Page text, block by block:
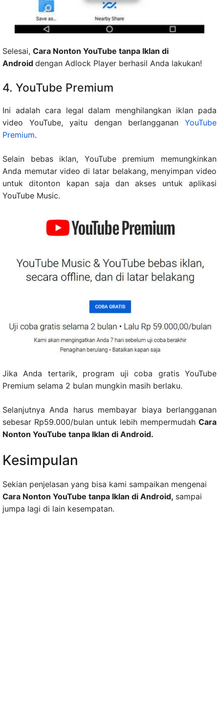
Selesai, Cara Nonton YouTube tanpa Iklan di
Android dengan Adlock Player berhasil Anda lakukan!
4. YouTube Premium
Ini adalah cara legal dalam menghilangkan iklan pada
video YouTube, yaitu dengan berlangganan YouTube
Premium.
Selain bebas iklan, YouTube premium memungkinkan
Anda memutar video di latar belakang, menyimpan video
untuk ditonton kapan saja dan akses untuk aplikasi
YouTube Music.
Jika Anda tertarik, program uji coba gratis YouTube
Premium selama 2 bulan mungkin masih berlaku.
Selanjutnya Anda harus membayar biaya berlangganan
sebesar Rp59.000/bulan untuk lebih mempermudah Cara
Nonton YouTube tanpa Iklan di Android.
Kesimpulan
Sekian penjelasan yang bisa kami sampaikan mengenai
Cara Nonton YouTube tanpa Iklan di Android, sampai
jumpa lagi di lain kesempatan.